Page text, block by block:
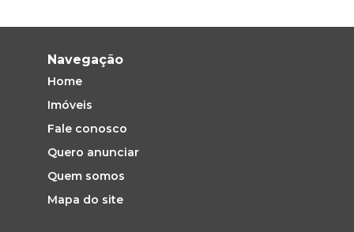
Navegação
Home
Imóveis
Fale conosco
Quero anunciar
Quem somos
Mapa do site